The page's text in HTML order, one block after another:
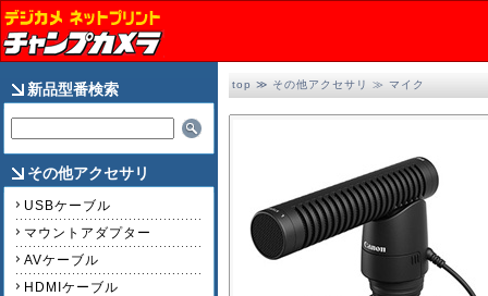
新品型番検索
その他アクセサリ
USBケーブル
マウントアダプター
AVケーブル
HDMIケーブル
top ≫ その他アクセサリ ≫ マイク